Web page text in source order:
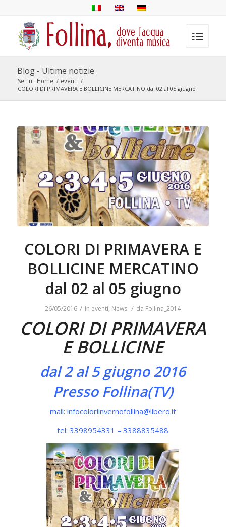
Blog - Ultime notizie
Sei in: Home / eventi /
COLORI DI PRIMAVERA E BOLLICINE MERCATINO dal 02 al 05 giugno
COLORI DI PRIMAVERA E
BOLLICINE MERCATINO
dal 02 al 05 giugno
26/05/2016 / in eventi, News / da Follina_2014
COLORI DI PRIMAVERA
E BOLLICINE
dal 2 al 5 giugno 2016
Presso Follina(TV)
mail: infocoloriinvernofollina@libero.it
tel: 3398954331 – 3388835488